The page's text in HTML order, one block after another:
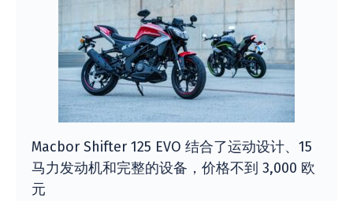
Macbor Shifter 125 EVO 结合了运动设计、15
马力发动机和完整的设备，价格不到 3,000 欧
元